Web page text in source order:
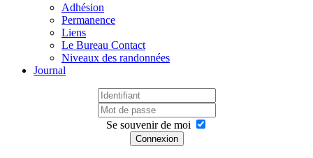
Adhésion
Permanence
Liens
Le Bureau Contact
Niveaux des randonnées
Journal
Se souvenir de moi
Connexion